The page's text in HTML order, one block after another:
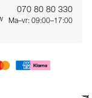
070 80 80 330
Ma–vr: 09:00–17:00